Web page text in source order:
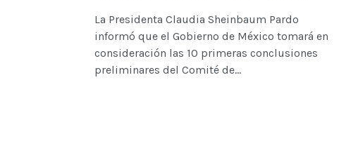
La Presidenta Claudia Sheinbaum Pardo
informó que el Gobierno de México tomará en
consideración las 10 primeras conclusiones
preliminares del Comité de...